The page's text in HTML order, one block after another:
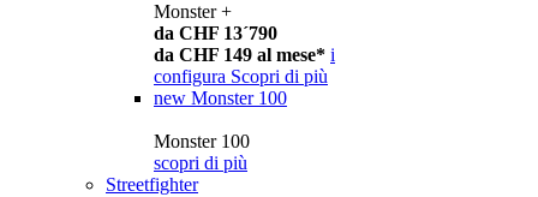
Monster +
da CHF 13´790
da CHF 149 al mese* i
configura Scopri di più
new Monster 100
Monster 100
scopri di più
Streetfighter